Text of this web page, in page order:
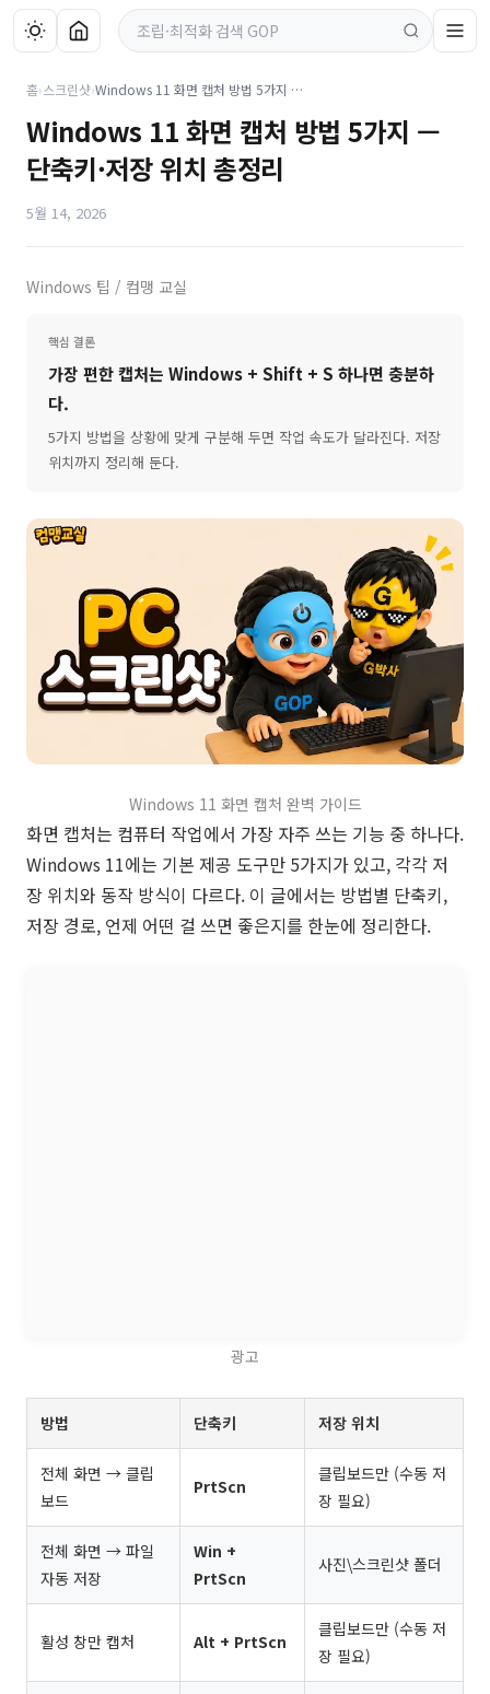
홈›스크린샷› Windows 11 화면 캡처 방법 5가지 — 단축키·저장 위치 총정리
Windows 11 화면 캡처 방법 5가지 —
단축키·저장 위치 총정리
5월 14, 2026
Windows 팁 / 컴맹 교실
핵심 결론
가장 편한 캡처는 Windows + Shift + S 하나면 충분하
다.
5가지 방법을 상황에 맞게 구분해 두면 작업 속도가 달라진다. 저장
위치까지 정리해 둔다.
Windows 11 화면 캡처 완벽 가이드
화면 캡처는 컴퓨터 작업에서 가장 자주 쓰는 기능 중 하나다.
Windows 11에는 기본 제공 도구만 5가지가 있고, 각각 저
장 위치와 동작 방식이 다르다. 이 글에서는 방법별 단축키,
저장 경로, 언제 어떤 걸 쓰면 좋은지를 한눈에 정리한다.
광고
방법 단축키 저장 위치
전체 화면 → 클립
보드
PrtScn
클립보드만 (수동 저
장 필요)
전체 화면 → 파일
자동 저장
Win +
PrtScn
사진\스크린샷 폴더
활성 창만 캡처 Alt + PrtScn
클립보드만 (수동 저
장 필요)